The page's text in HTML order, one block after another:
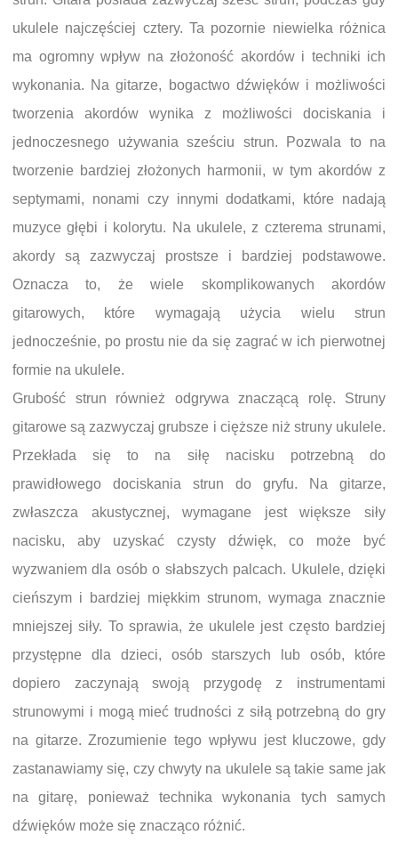
ukulele najczęściej cztery. Ta pozornie niewielka różnica
ma ogromny wpływ na złożoność akordów i techniki ich
wykonania. Na gitarze, bogactwo dźwięków i możliwości
tworzenia akordów wynika z możliwości dociskania i
jednoczesnego używania sześciu strun. Pozwala to na
tworzenie bardziej złożonych harmonii, w tym akordów z
septymami, nonami czy innymi dodatkami, które nadają
muzyce głębi i kolorytu. Na ukulele, z czterema strunami,
akordy są zazwyczaj prostsze i bardziej podstawowe.
Oznacza to, że wiele skomplikowanych akordów
gitarowych, które wymagają użycia wielu strun
jednocześnie, po prostu nie da się zagrać w ich pierwotnej
formie na ukulele.
Grubość strun również odgrywa znaczącą rolę. Struny
gitarowe są zazwyczaj grubsze i cięższe niż struny ukulele.
Przekłada się to na siłę nacisku potrzebną do
prawidłowego dociskania strun do gryfu. Na gitarze,
zwłaszcza akustycznej, wymagane jest większe siły
nacisku, aby uzyskać czysty dźwięk, co może być
wyzwaniem dla osób o słabszych palcach. Ukulele, dzięki
cieńszym i bardziej miękkim strunom, wymaga znacznie
mniejszej siły. To sprawia, że ukulele jest często bardziej
przystępne dla dzieci, osób starszych lub osób, które
dopiero zaczynają swoją przygodę z instrumentami
strunowymi i mogą mieć trudności z siłą potrzebną do gry
na gitarze. Zrozumienie tego wpływu jest kluczowe, gdy
zastanawiamy się, czy chwyty na ukulele są takie same jak
na gitarę, ponieważ technika wykonania tych samych
dźwięków może się znacząco różnić.